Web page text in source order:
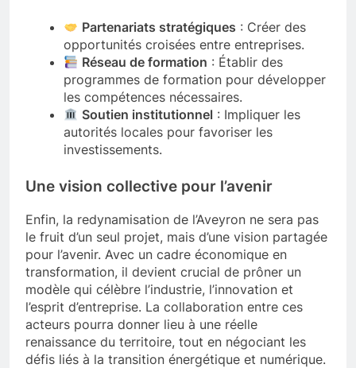
Partenariats stratégiques : Créer des
opportunités croisées entre entreprises.
Réseau de formation : Établir des
programmes de formation pour développer
les compétences nécessaires.
Soutien institutionnel : Impliquer les
autorités locales pour favoriser les
investissements.
Une vision collective pour l’avenir
Enfin, la redynamisation de l’Aveyron ne sera pas
le fruit d’un seul projet, mais d’une vision partagée
pour l’avenir. Avec un cadre économique en
transformation, il devient crucial de prôner un
modèle qui célèbre l’industrie, l’innovation et
l’esprit d’entreprise. La collaboration entre ces
acteurs pourra donner lieu à une réelle
renaissance du territoire, tout en négociant les
défis liés à la transition énergétique et numérique.